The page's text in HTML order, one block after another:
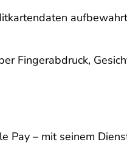
Fingerabdruck,
– mit seinem